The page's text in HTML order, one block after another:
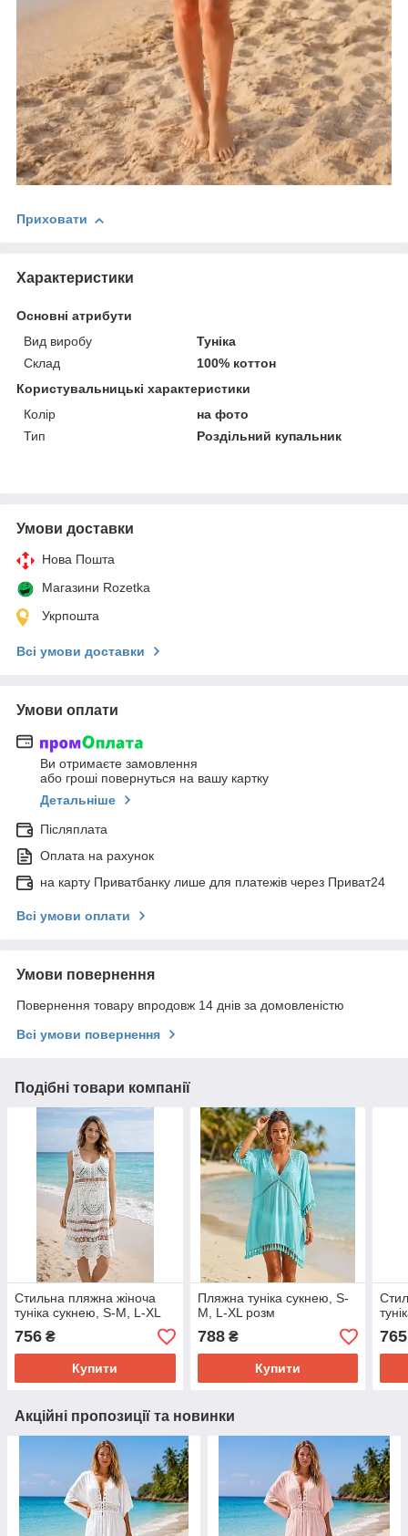
Приховати
Характеристики
Основні атрибути
Вид виробу
Туніка
Склад
100% коттон
Користувальницькі характеристики
Колір
на фото
Тип
Роздільний купальник
Умови доставки
Нова Пошта
Магазини Rozetka
Укрпошта
Всі умови доставки
Умови оплати
Ви отримаєте замовлення
або гроші повернуться на вашу картку
Детальніше
Післяплата
Оплата на рахунок
на карту Приватбанку лише для платежів через Приват24
Всі умови оплати
Умови повернення
Повернення товару впродовж 14 днів за домовленістю
Всі умови повернення
Подібні товари компанії
Стильна пляжна жіноча
туніка сукнею, S-M, L-XL
756 ₴
Купити
Пляжна туніка сукнею, S-
M, L-XL розм
788₴
Купити
765
Акційні пропозиції та новинки